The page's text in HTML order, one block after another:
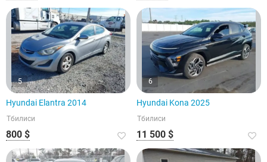
5
Hyundai Elantra 2014
Тбилиси
800 $
6
Hyundai Kona 2025
Тбилиси
11 500 $